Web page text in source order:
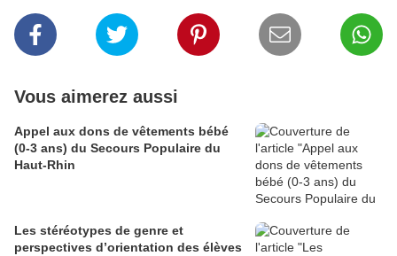
Vous aimerez aussi
Appel aux dons de vêtements bébé
(0-3 ans) du Secours Populaire du
Haut-Rhin
Les stéréotypes de genre et
perspectives d’orientation des élèves